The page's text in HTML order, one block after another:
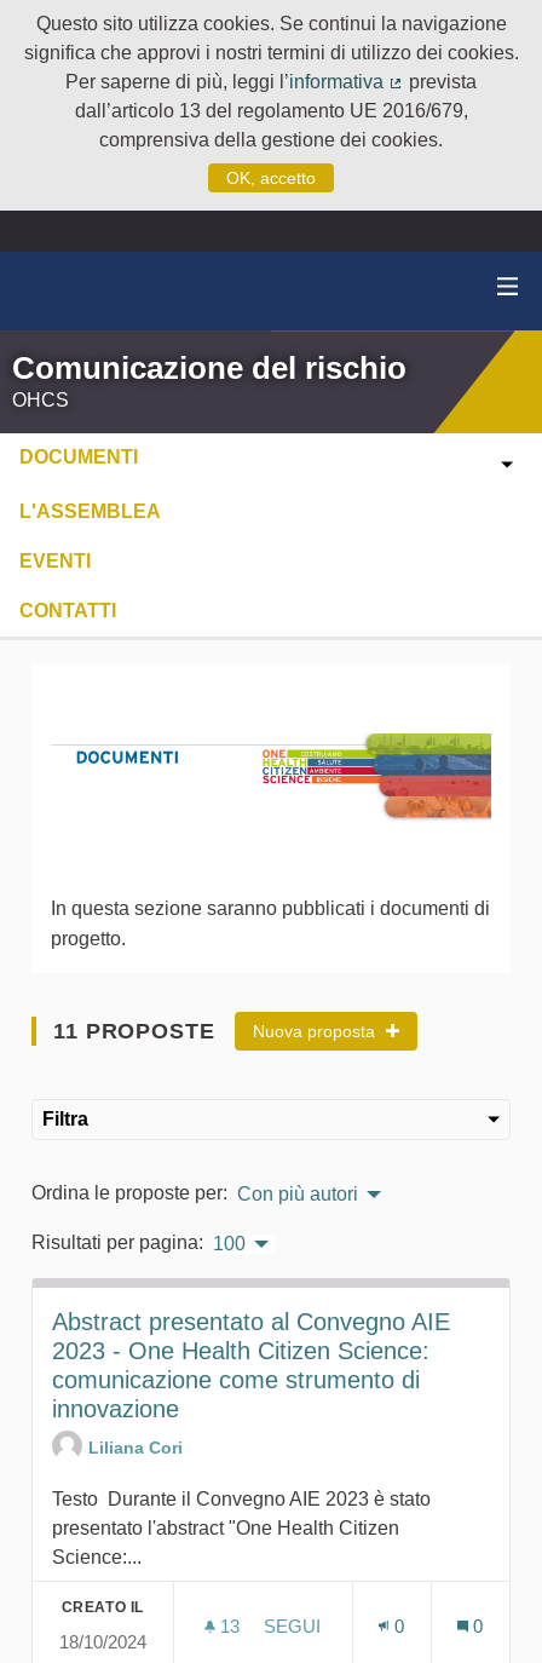
Questo sito utilizza cookies. Se continui la navigazione
significa che approvi i nostri termini di utilizzo dei cookies.
Per saperne di più, leggi l’informativa
(Collegamento
prevista
dall’articolo 13 del regolamento UE 2016/679,
comprensiva della gestione dei cookies.
OK, accetto
Comunicazione del rischio
OHCS
DOCUMENTI
L'ASSEMBLEA
EVENTI
CONTATTI
In questa sezione saranno pubblicati i documenti di
progetto.
11 PROPOSTE Nuova proposta
Filtra
Ordina le proposte per: Con più autori
Risultati per pagina: 100
Abstract presentato al Convegno AIE
2023 - One Health Citizen Science:
comunicazione come strumento di
innovazione
Liliana Cori
Testo Durante il Convegno AIE 2023 è stato
presentato l'abstract "One Health Citizen
Science:...
CREATO IL
18/10/2024
13 13 SOSTENITORI
SEGUI
0 0